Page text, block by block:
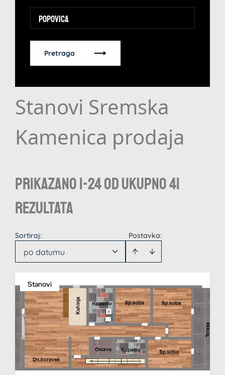
Popovica
Pretraga
Stanovi Sremska
Kamenica prodaja
Prikazano 1-24 od ukupno 41
rezultata
Postavka:
Sortiraj:
po datumu
Stanovi